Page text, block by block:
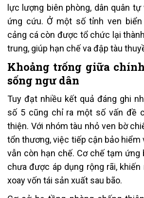
lực lượng biên phòng, dân quân
ứng cứu. Ở một số tỉnh ven biển
cảng cá còn được tổ chức lại
trung, giúp hạn chế va đập tàu
Khoảng trống giữa
sống ngư dân
Tuy đạt nhiều kết quả đáng ghi
số 5 cũng chỉ ra một số vấn đề
thiện. Với nhóm tàu nhỏ ven bờ
tổn thương, việc tiếp cận bảo hiểm
vẫn còn hạn chế. Cơ chế tạm ứng
chưa được áp dụng rộng rãi,
xoay vốn tái sản xuất sau bão.